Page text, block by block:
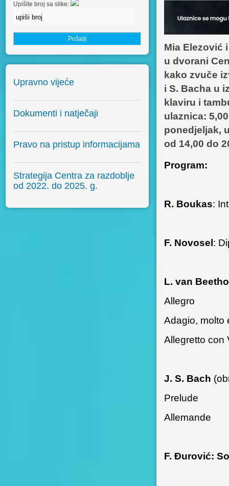
Upišite broj sa slike:
Upravno vijeće
Dokumenti i natječaji
Pravo na pristup informacijama
Strategija Centra za razdoblje
od 2022. do 2025. g.
Mia Elezović
u dvorani
kako zvuče
i S. Bacha u
klaviru i
ulaznica:
ponedjeljak,
od 14,00 do
Program:
R. Boukas:
F. Novosel :
L. van
Allegro
Adagio, molto
Allegretto con
J. S. Bach
Prelude
Allemande
F. Đurović: